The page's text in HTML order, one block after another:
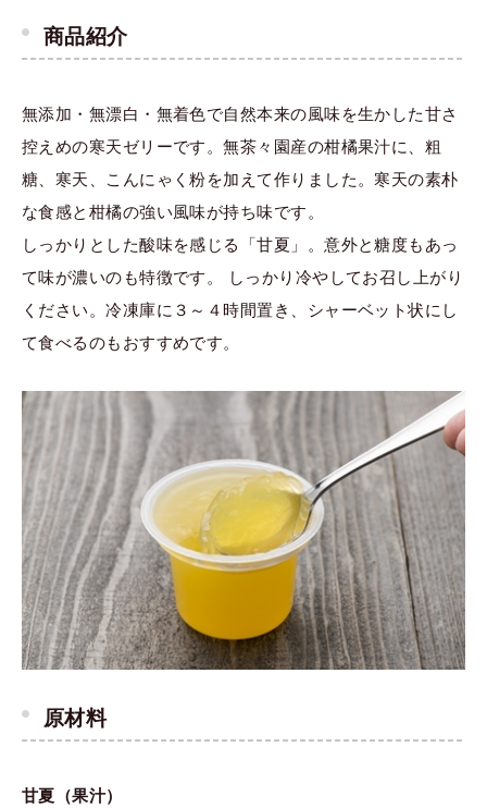
商品紹介
無添加・無漂白・無着色で自然本来の風味を生かした甘さ
控えめの寒天ゼリーです。無茶々園産の柑橘果汁に、粗
糖、寒天、こんにゃく粉を加えて作りました。寒天の素朴
な食感と柑橘の強い風味が持ち味です。
しっかりとした酸味を感じる「甘夏」。意外と糖度もあっ
て味が濃いのも特徴です。 しっかり冷やしてお召し上がり
ください。冷凍庫に３～４時間置き、シャーベット状にし
て食べるのもおすすめです。
原材料
甘夏（果汁）